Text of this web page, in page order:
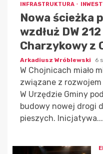
INFRASTRUKTURA
Nowa ścieżka
wzdłuż DW
Charzykowy z
Arkadiusz Wróblewski 6
W Chojnicach miało
związane z
W Urzędzie Gminy
budowy nowej drogi
pieszych. Inicjatywa...